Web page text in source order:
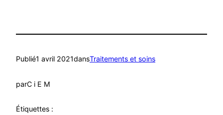
Publié1 avril 2021dansTraitements et soins
parC i E M
Étiquettes :